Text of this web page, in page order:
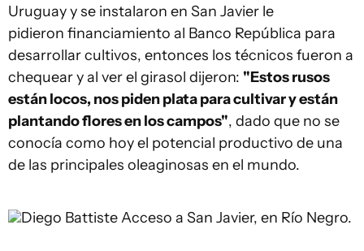
Uruguay y se instalaron en San Javier le
pidieron financiamiento al Banco República para
desarrollar cultivos, entonces los técnicos fueron a
chequear y al ver el girasol dijeron: "Estos rusos
están locos, nos piden plata para cultivar y están
plantando flores en los campos", dado que no se
conocía como hoy el potencial productivo de una
de las principales oleaginosas en el mundo.
Diego BattisteAcceso a San Javier, en Río Negro.